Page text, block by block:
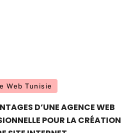
Web Tunisie
D’UNE AGENCE WEB
POUR LA CRÉATION